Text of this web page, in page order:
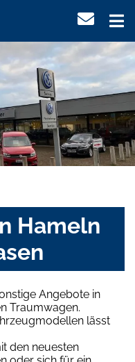
Hameln
Angebote in
Traumwagen.
lässt
den neuesten